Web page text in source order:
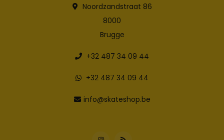
Noordzandstraat 86
8000
Brugge
+32 487 34 09 44
+32 487 34 09 44
info@skateshop.be